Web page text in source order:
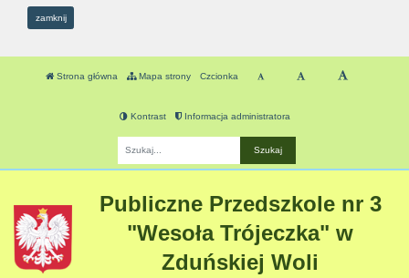
zamknij
Strona główna Mapa strony Czcionka
Kontrast Informacja administratora
Publiczne Przedszkole nr 3
"Wesoła Trójeczka" w
Zduńskiej Woli